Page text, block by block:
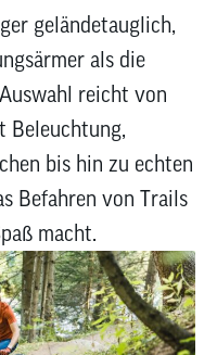
von
können
geländetauglich,
als die
reicht von
Beleuchtung,
bis hin zu echten
Befahren von Trails
macht.